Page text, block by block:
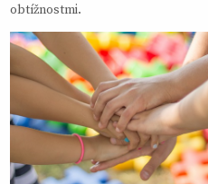
obtížnostmi.